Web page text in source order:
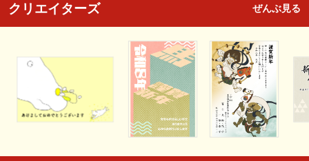
クリエイターズ ぜんぶ見る